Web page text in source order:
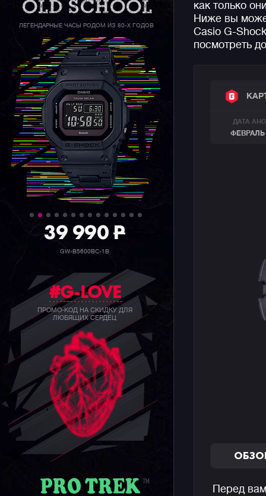
ЛЕГЕНДАРНЫЕ ЧАСЫ РОДОМ ИЗ 80-Х ГОДОВ
39 990P
GW-B5600BC-1B
#G-LOVE
ПРОМО-КОД НА СКИДКУ ДЛЯ
ЛЮБЯЩИХ СЕРДЕЦ
как только
Ниже вы
Casio G-
посмотреть
ДАТА
ФЕВРАЛЬ
Перед